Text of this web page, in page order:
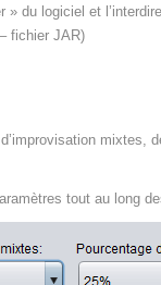
du logiciel et
fichier JAR)
mixtes,
tout au long